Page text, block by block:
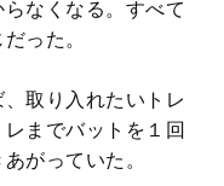
なくなる。すべて
った。
取り入れたいトレ
までバットを１回
がっていた。